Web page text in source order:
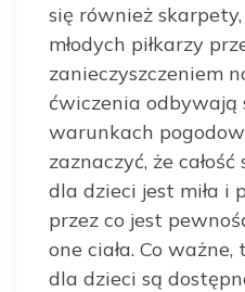
się również
młodych piłkarzy
zanieczyszczeniem
ćwiczenia odbywają
warunkach
zaznaczyć, że
dla dzieci jest miła i
przez co jest
one ciała. Co
dla dzieci są